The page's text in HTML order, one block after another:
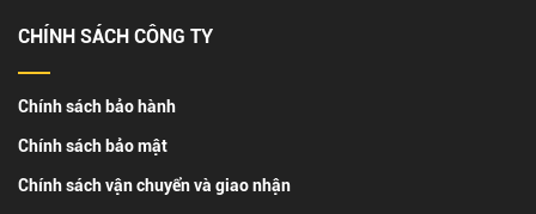
CHÍNH SÁCH CÔNG TY
Chính sách bảo hành
Chính sách bảo mật
Chính sách vận chuyển và giao nhận